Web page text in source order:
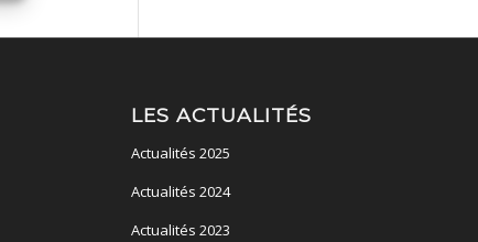
LES ACTUALITÉS
Actualités 2025
Actualités 2024
Actualités 2023